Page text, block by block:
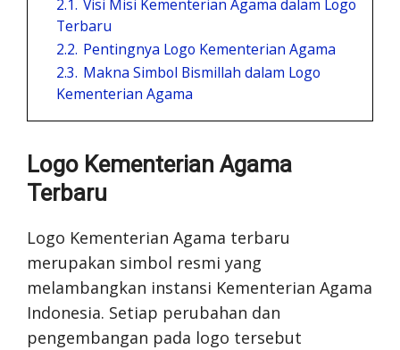
2.1. Visi Misi Kementerian Agama dalam Logo
Terbaru
2.2. Pentingnya Logo Kementerian Agama
2.3. Makna Simbol Bismillah dalam Logo
Kementerian Agama
Logo Kementerian Agama
Terbaru
Logo Kementerian Agama terbaru
merupakan simbol resmi yang
melambangkan instansi Kementerian Agama
Indonesia. Setiap perubahan dan
pengembangan pada logo tersebut